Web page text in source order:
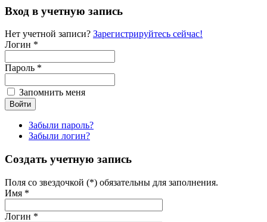
Вход в учетную запись
Нет учетной записи? Зарегистрируйтесь сейчас!
Логин *
Пароль *
Запомнить меня
Забыли пароль?
Забыли логин?
Создать учетную запись
Поля со звездочкой (*) обязательны для заполнения.
Имя *
Логин *